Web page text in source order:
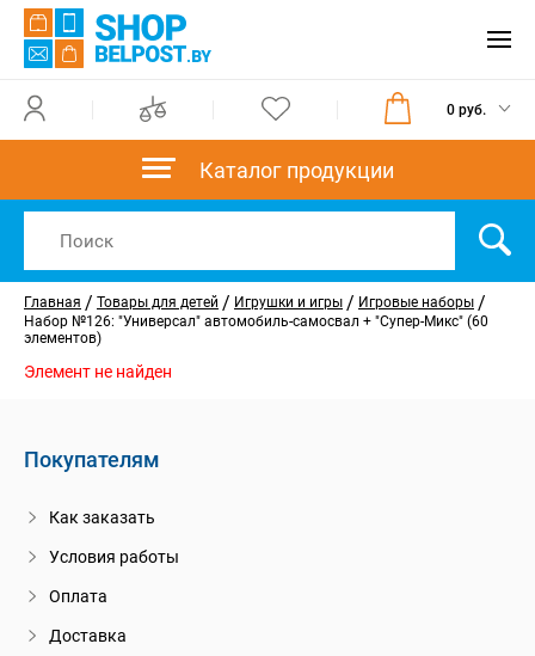
0 руб.
Каталог продукции
Главная / Товары для детей / Игрушки и игры / Игровые наборы /
Набор №126: "Универсал" автомобиль-самосвал + "Супер-Микс" (60
элементов)
Элемент не найден
Покупателям
Как заказать
Условия работы
Оплата
Доставка